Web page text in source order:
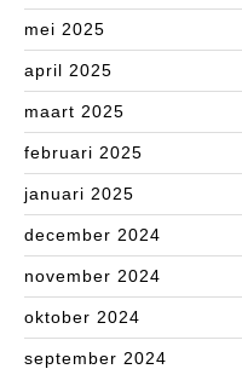
mei 2025
april 2025
maart 2025
februari 2025
januari 2025
december 2024
november 2024
oktober 2024
september 2024